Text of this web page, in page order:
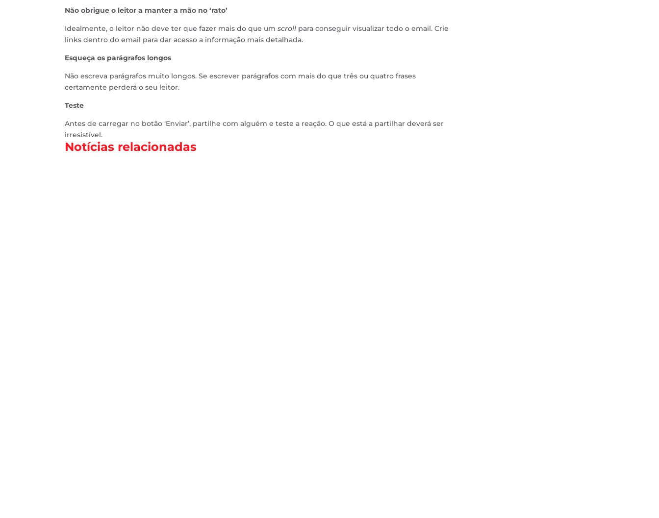
Não obrigue o leitor a manter a mão no ‘rato’
Idealmente, o leitor não deve ter que fazer mais do que um scroll para conseguir visualizar todo o email. Crie
links dentro do email para dar acesso a informação mais detalhada.
Esqueça os parágrafos longos
Não escreva parágrafos muito longos. Se escrever parágrafos com mais do que três ou quatro frases
certamente perderá o seu leitor.
Teste
Antes de carregar no botão ‘Enviar’, partilhe com alguém e teste a reação. O que está a partilhar deverá ser
irresistível.
Notícias relacionadas